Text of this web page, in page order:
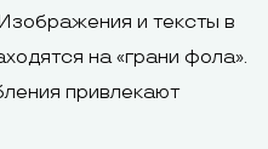
и тексты в
на «грани фола».
привлекают